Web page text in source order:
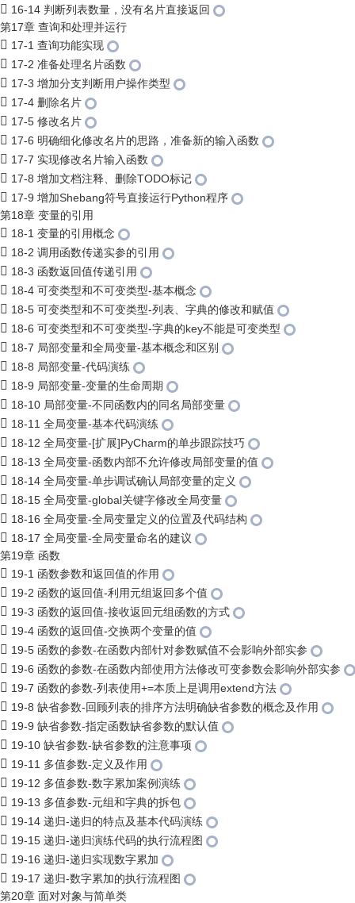
16-14 判断列表数量，没有名片直接返回
第17章 查询和处理并运行
17-1 查询功能实现
17-2 准备处理名片函数
17-3 增加分支判断用户操作类型
17-4 删除名片
17-5 修改名片
17-6 明确细化修改名片的思路，准备新的输入函数
17-7 实现修改名片输入函数
17-8 增加文档注释、删除TODO标记
17-9 增加Shebang符号直接运行Python程序
第18章 变量的引用
18-1 变量的引用概念
18-2 调用函数传递实参的引用
18-3 函数返回值传递引用
18-4 可变类型和不可变类型-基本概念
18-5 可变类型和不可变类型-列表、字典的修改和赋值
18-6 可变类型和不可变类型-字典的key不能是可变类型
18-7 局部变量和全局变量-基本概念和区别
18-8 局部变量-代码演练
18-9 局部变量-变量的生命周期
18-10 局部变量-不同函数内的同名局部变量
18-11 全局变量-基本代码演练
18-12 全局变量-[扩展]PyCharm的单步跟踪技巧
18-13 全局变量-函数内部不允许修改局部变量的值
18-14 全局变量-单步调试确认局部变量的定义
18-15 全局变量-global关键字修改全局变量
18-16 全局变量-全局变量定义的位置及代码结构
18-17 全局变量-全局变量命名的建议
第19章 函数
19-1 函数参数和返回值的作用
19-2 函数的返回值-利用元组返回多个值
19-3 函数的返回值-接收返回元组函数的方式
19-4 函数的返回值-交换两个变量的值
19-5 函数的参数-在函数内部针对参数赋值不会影响外部实参
19-6 函数的参数-在函数内部使用方法修改可变参数会影响外部实参
19-7 函数的参数-列表使用+=本质上是调用extend方法
19-8 缺省参数-回顾列表的排序方法明确缺省参数的概念及作用
19-9 缺省参数-指定函数缺省参数的默认值
19-10 缺省参数-缺省参数的注意事项
19-11 多值参数-定义及作用
19-12 多值参数-数字累加案例演练
19-13 多值参数-元组和字典的拆包
19-14 递归-递归的特点及基本代码演练
19-15 递归-递归演练代码的执行流程图
19-16 递归-递归实现数字累加
19-17 递归-数字累加的执行流程图
第20章 面对对象与简单类